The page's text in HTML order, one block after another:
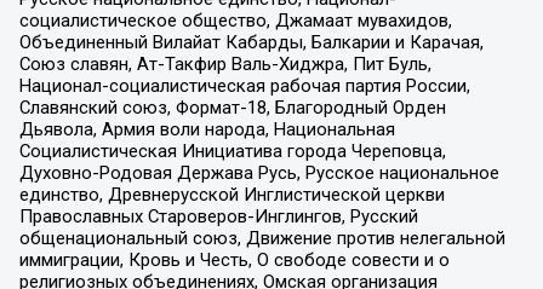
социалистическое общество, Джамаат мувахидов,
Объединенный Вилайат Кабарды, Балкарии и Карачая,
Союз славян, Ат-Такфир Валь-Хиджра, Пит Буль,
Национал-социалистическая рабочая партия России,
Славянский союз, Формат-18, Благородный Орден
Дьявола, Армия воли народа, Национальная
Социалистическая Инициатива города Череповца,
Духовно-Родовая Держава Русь, Русское национальное
единство, Древнерусской Инглистической церкви
Православных Староверов-Инглингов, Русский
общенациональный союз, Движение против нелегальной
иммиграции, Кровь и Честь, О свободе совести и о
религиозных объединениях, Омская организация